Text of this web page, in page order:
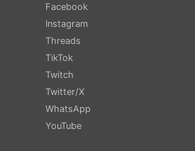
Facebook
Instagram
Threads
TikTok
Twitch
Twitter/X
WhatsApp
YouTube